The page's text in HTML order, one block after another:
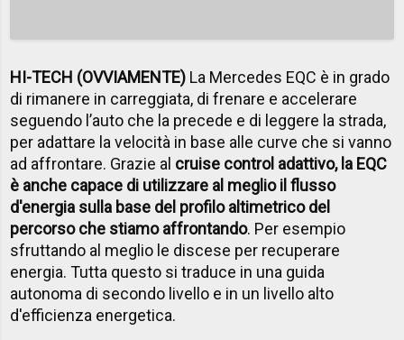
HI-TECH (OVVIAMENTE) La Mercedes EQC è in grado
di rimanere in carreggiata, di frenare e accelerare
seguendo l’auto che la precede e di leggere la strada,
per adattare la velocità in base alle curve che si vanno
ad affrontare. Grazie al cruise control adattivo, la EQC
è anche capace di utilizzare al meglio il flusso
d'energia sulla base del profilo altimetrico del
percorso che stiamo affrontando. Per esempio
sfruttando al meglio le discese per recuperare
energia. Tutta questo si traduce in una guida
autonoma di secondo livello e in un livello alto
d'efficienza energetica.